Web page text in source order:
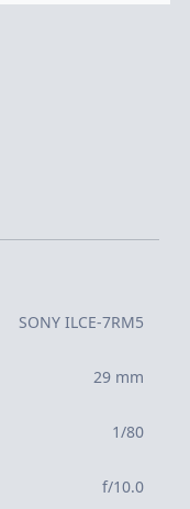
SONY ILCE-7RM5
29 mm
1/80
f/10.0